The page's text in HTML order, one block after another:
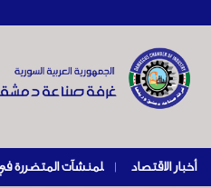
أخبار الاقتصاد |